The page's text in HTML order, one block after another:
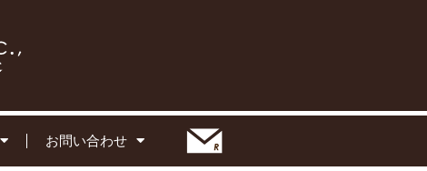
お問い合わせ